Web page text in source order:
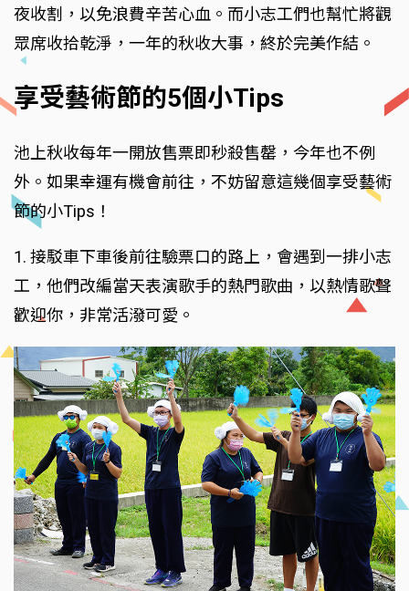
夜收割，以免浪費辛苦心血。而小志工們也幫忙將觀
眾席收拾乾淨，一年的秋收大事，終於完美作結。
享受藝術節的5個小Tips
池上秋收每年一開放售票即秒殺售罄，今年也不例
外。如果幸運有機會前往，不妨留意這幾個享受藝術
節的小Tips！
1. 接駁車下車後前往驗票口的路上，會遇到一排小志
工，他們改編當天表演歌手的熱門歌曲，以熱情歌聲
歡迎你，非常活潑可愛。